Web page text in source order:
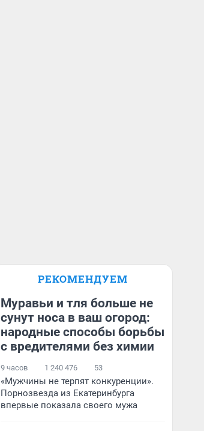
РЕКОМЕНДУЕМ
Муравьи и тля больше не
сунут носа в ваш огород:
народные способы борьбы
с вредителями без химии
9 часов 1 240 476 53
«Мужчины не терпят конкуренции».
Порнозвезда из Екатеринбурга
впервые показала своего мужа